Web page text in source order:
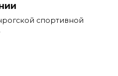
спортивной